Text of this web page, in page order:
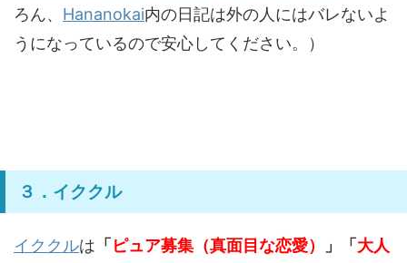
ろん、 Hananokai内の日記は外の人にはバレないよ
うになっているので安心してください。）
３．イククル
イククルは 「ピュア募集（真面目な恋愛） 」「大人